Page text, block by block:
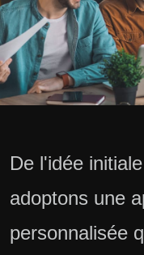
De l'idée
adoptons une
personnalisée